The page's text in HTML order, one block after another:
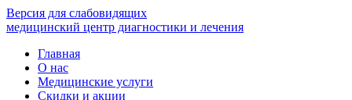
Версия для слабовидящих
медицинский центр диагностики и лечения
Главная
О нас
Медицинские услуги
Скидки и акции